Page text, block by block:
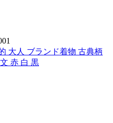
大人 ブランド着物 古典柄
赤 白 黒